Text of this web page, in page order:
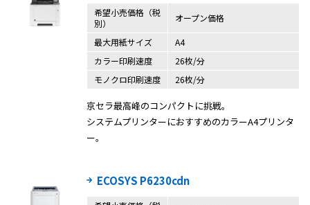
希望小売価格（税
別）
オープン価格
最大用紙サイズ
A4
カラー印刷速度
26枚/分
モノクロ印刷速度
26枚/分
京セラ最高峰のコンパクトに挑戦。
システムプリンターにおすすめのカラーA4プリンタ
ー。
ECOSYS P6230cdn